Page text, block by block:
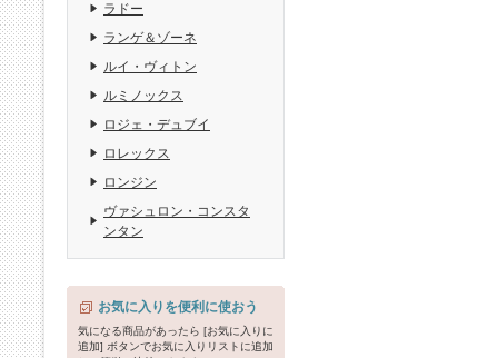
ラドー
ランゲ＆ゾーネ
ルイ・ヴィトン
ルミノックス
ロジェ・デュブイ
ロレックス
ロンジン
ヴァシュロン・コンスタ
ンタン
お気に入りを便利に使おう
気になる商品があったら [お気に入りに
追加] ボタンでお気に入りリストに追加